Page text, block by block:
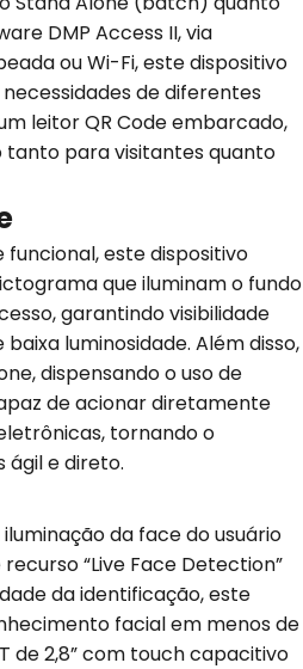
DMP Access II, via
ou Wi-Fi, este dispositivo
de diferentes
leitor QR Code embarcado,
para visitantes quanto
este dispositivo
que iluminam o fundo
garantindo visibilidade
luminosidade. Além disso,
dispensando o uso de
de acionar diretamente
tornando o
ágil e direto.
da face do usuário
“Live Face Detection”
da identificação, este
facial em menos de
de 2,8” com touch capacitivo